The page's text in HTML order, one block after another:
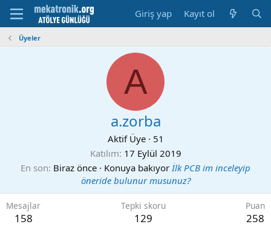
Giriş yap Kayıt ol
Üyeler
A
a.zorba
Aktif Üye · 51
Katılım 17 Eylül 2019
En son Biraz önce · Konuya bakıyorİlk PCB im inceleyip
öneride bulunur musunuz?
Mesajlar
158
Tepki skoru
129
Puan
258